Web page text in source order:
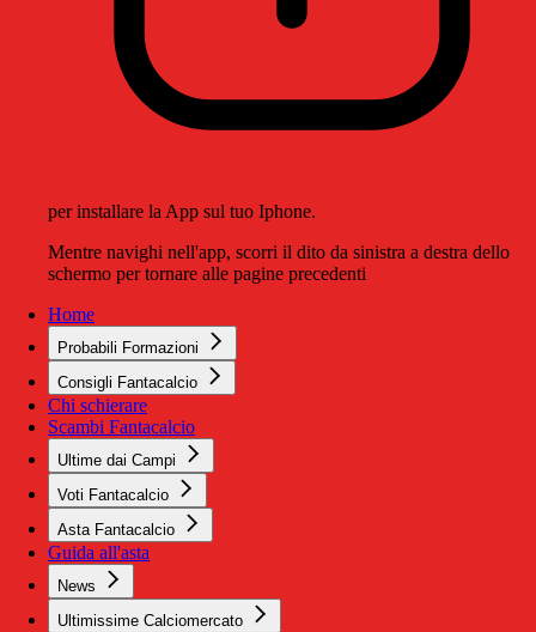
per installare la App sul tuo Iphone.
Mentre navighi nell'app, scorri il dito da sinistra a destra dello
schermo per tornare alle pagine precedenti
Home
Probabili Formazioni
Consigli Fantacalcio
Chi schierare
Scambi Fantacalcio
Ultime dai Campi
Voti Fantacalcio
Asta Fantacalcio
Guida all'asta
News
Ultimissime Calciomercato